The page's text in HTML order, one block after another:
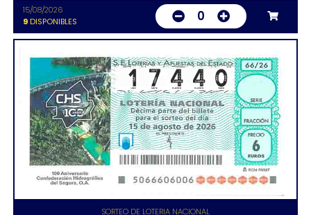
15/08/2026
9DISPONIBLES 0
SORTEO DE LOTERIA NACIONAL